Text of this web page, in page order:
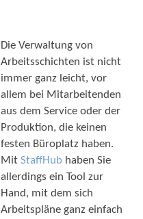
Die Verwaltung von
Arbeitsschichten ist nicht
immer ganz leicht, vor
allem bei Mitarbeitenden
aus dem Service oder der
Produktion, die keinen
festen Büroplatz haben.
Mit StaffHub haben Sie
allerdings ein Tool zur
Hand, mit dem sich
Arbeitspläne ganz einfach